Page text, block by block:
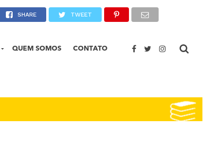
QUEM SOMOS CONTATO
SHARE TWEET